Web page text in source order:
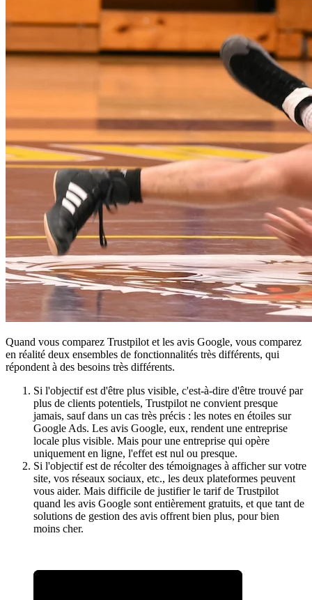
Quand vous comparez Trustpilot et les avis Google, vous comparez
en réalité deux ensembles de fonctionnalités très différents, qui
répondent à des besoins très différents.
Si l'objectif est d'être plus visible, c'est-à-dire d'être trouvé par
plus de clients potentiels, Trustpilot ne convient presque
jamais, sauf dans un cas très précis : les notes en étoiles sur
Google Ads. Les avis Google, eux, rendent une entreprise
locale plus visible. Mais pour une entreprise qui opère
uniquement en ligne, l'effet est nul ou presque.
Si l'objectif est de récolter des témoignages à afficher sur votre
site, vos réseaux sociaux, etc., les deux plateformes peuvent
vous aider. Mais difficile de justifier le tarif de Trustpilot
quand les avis Google sont entièrement gratuits, et que tant de
solutions de gestion des avis offrent bien plus, pour bien
moins cher.